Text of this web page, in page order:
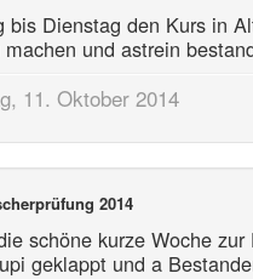
bis Dienstag den Kurs in
und astrein
11. Oktober 2014
2014
schöne kurze Woche zur
geklappt und a